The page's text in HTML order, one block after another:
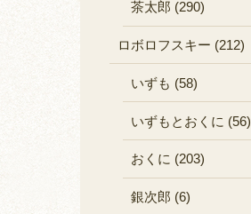
茶太郎 (290)
ロボロフスキー (212)
いずも (58)
いずもとおくに (56)
おくに (203)
銀次郎 (6)